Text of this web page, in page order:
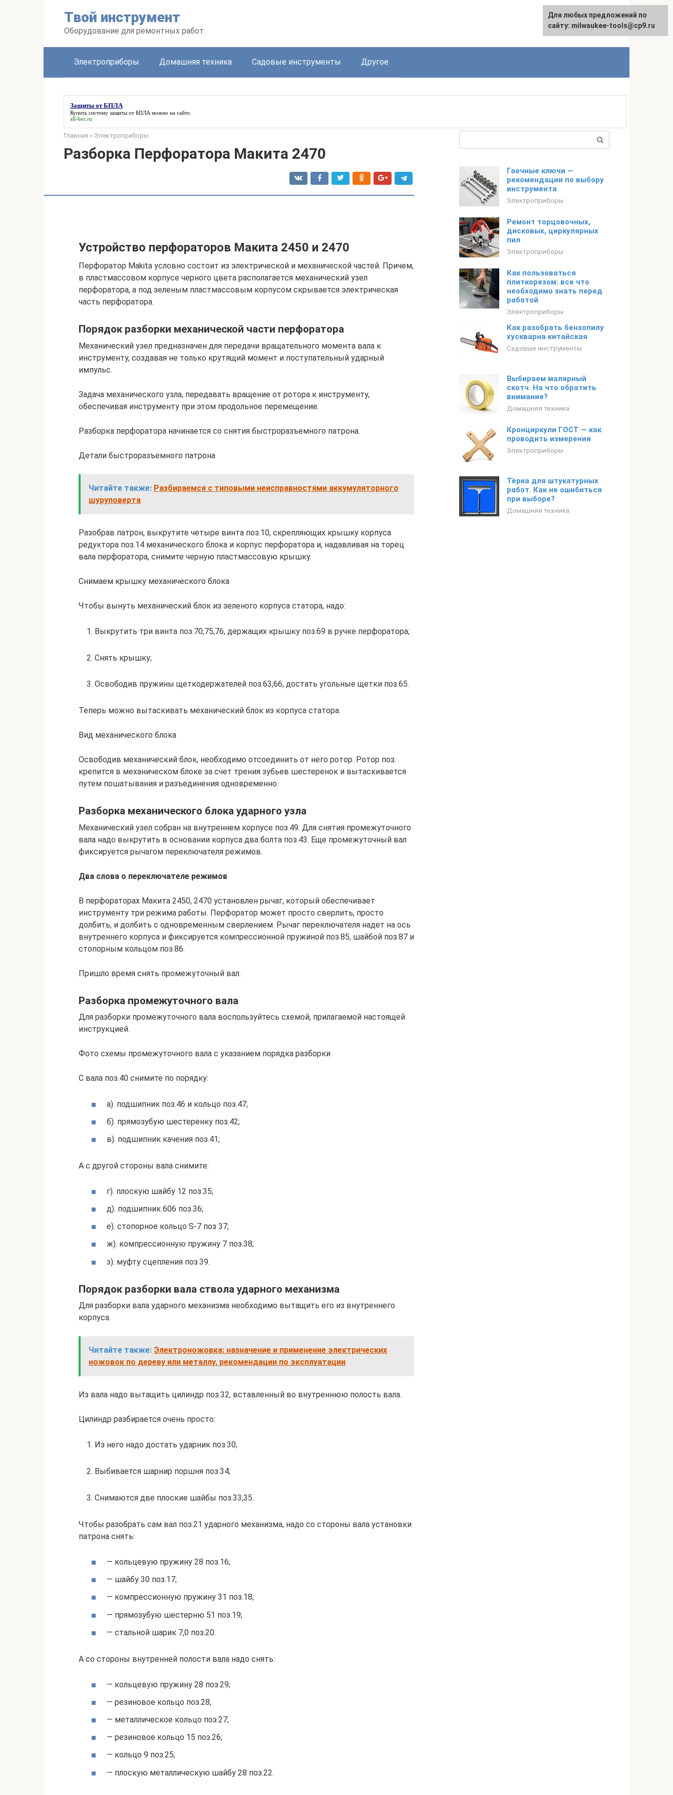
Твой инструмент
Оборудование для ремонтных работ
English
Электроприборы Домашняя техника Садовые инструменты Другое
Защиты от БПЛА
Купить систему защиты от БПЛА можно на сайте.
all-bez.ru
Главная » Электроприборы
Разборка Перфоратора Макита 2470
Устройство перфораторов Макита 2450 и 2470
Перфоратор Makita условно состоит из электрической и механической частей. Причем,
в пластмассовом корпусе черного цвета располагается механический узел
перфоратора, а под зеленым пластмассовым корпусом скрывается электрическая
часть перфоратора.
Порядок разборки механической части перфоратора
Механический узел предназначен для передачи вращательного момента вала к
инструменту, создавая не только крутящий момент и поступательный ударный
импульс.
Задача механического узла, передавать вращение от ротора к инструменту,
обеспечивая инструменту при этом продольное перемещение.
Разборка перфоратора начинается со снятия быстроразъемного патрона.
Детали быстроразъемного патрона
Читайте также: Разбираемся с типовыми неисправностями аккумуляторного
шуруповерта
Разобрав патрон, выкрутите четыре винта поз.10, скрепляющих крышку корпуса
редуктора поз.14 механического блока и корпус перфоратора и, надавливая на торец
вала перфоратора, снимите черную пластмассовую крышку.
Снимаем крышку механического блока
Чтобы вынуть механический блок из зеленого корпуса статора, надо:
1. Выкрутить три винта поз.70,75,76, держащих крышку поз.69 в ручке перфоратора;
2. Снять крышку;
3. Освободив пружины щеткодержателей поз.63,66, достать угольные щетки поз.65.
Теперь можно вытаскивать механический блок из корпуса статора.
Вид механического блока
Освободив механический блок, необходимо отсоединить от него ротор. Ротор поз.
крепится в механическом блоке за счет трения зубьев шестеренок и вытаскивается
путем пошатывания и разъединения одновременно.
Разборка механического блока ударного узла
Механический узел собран на внутреннем корпусе поз.49. Для снятия промежуточного
вала надо выкрутить в основании корпуса два болта поз.43. Еще промежуточный вал
фиксируется рычагом переключателя режимов.
Два слова о переключателе режимов
В перфораторах Макита 2450, 2470 установлен рычаг, который обеспечивает
инструменту три режима работы. Перфоратор может просто сверлить, просто
долбить, и долбить с одновременным сверлением. Рычаг переключателя надет на ось
внутреннего корпуса и фиксируется компрессионной пружиной поз.85, шайбой поз.87 и
стопорным кольцом поз.86.
Пришло время снять промежуточный вал.
Разборка промежуточного вала
Для разборки промежуточного вала воспользуйтесь схемой, прилагаемой настоящей
инструкцией.
Фото схемы промежуточного вала с указанием порядка разборки
С вала поз.40 снимите по порядку:
а). подшипник поз.46 и кольцо поз.47;
б). прямозубую шестеренку поз.42;
в). подшипник качения поз.41;
А с другой стороны вала снимите:
г). плоскую шайбу 12 поз.35;
д). подшипник 606 поз.36;
е). стопорное кольцо S-7 поз 37;
ж). компрессионную пружину 7 поз.38;
з). муфту сцепления поз.39.
Порядок разборки вала ствола ударного механизма
Для разборки вала ударного механизма необходимо вытащить его из внутреннего
корпуса.
Читайте также: Электроножовка: назначение и применение электрических
ножовок по дереву или металлу, рекомендации по эксплуатации
Из вала надо вытащить цилиндр поз.32, вставленный во внутреннюю полость вала.
Цилиндр разбирается очень просто:
1. Из него надо достать ударник поз.30;
2. Выбивается шарнир поршня поз.34;
3. Снимаются две плоские шайбы поз.33,35.
Чтобы разобрать сам вал поз.21 ударного механизма, надо со стороны вала установки
патрона снять:
— кольцевую пружину 28 поз.16;
— шайбу 30 поз.17;
— компрессионную пружину 31 поз.18;
— прямозубую шестерню 51 поз.19;
— стальной шарик 7,0 поз.20.
А со стороны внутренней полости вала надо снять:
— кольцевую пружину 28 поз.29;
— резиновое кольцо поз.28;
— металлическое кольцо поз.27;
— резиновое кольцо 15 поз.26;
— кольцо 9 поз.25;
— плоскую металлическую шайбу 28 поз.22.
Гаечные ключи —
рекомендации по выбору
инструмента
Электроприборы
Ремонт торцовочных,
дисковых, циркулярных
пил
Электроприборы
Как пользоваться
плиткорезом: все что
необходимо знать перед
работой
Электроприборы
Как разобрать бензопилу
хускварна китайская
Садовые инструменты
Выбираем малярный
скотч. На что обратить
внимание?
Домашняя техника
Кронциркули ГОСТ — как
проводить измерения
Электроприборы
Тёрка для штукатурных
работ. Как не ошибиться
при выборе?
Домашняя техника
Для любых предложений по
сайту: milwaukee-tools@cp9.ru